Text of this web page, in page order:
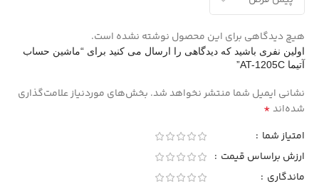
هیچ دیدگاهی برای این محصول نوشته نشده است.
اولین نفری باشید که دیدگاهی را ارسال می کنید برای “ماشین حساب
آتیما AT-1205C”
نشانی ایمیل شما منتشر نخواهد شد. بخش‌های موردنیاز علامت‌گذاری
شده‌اند*
امتیاز شما
ارزش براساس قیمت
ماندگاری